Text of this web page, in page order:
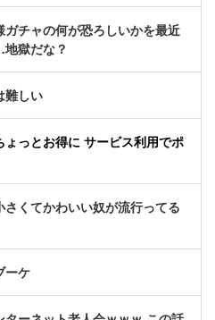
ガチャの何が恐ろしいかを最近
獄だな？
難しい
ょっとお得に サービス利用でポ
さくてかわいい奴が流行ってる
ーケ